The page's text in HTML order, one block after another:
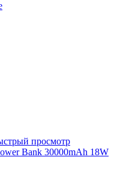
просмотр
Bank 30000mAh 18W